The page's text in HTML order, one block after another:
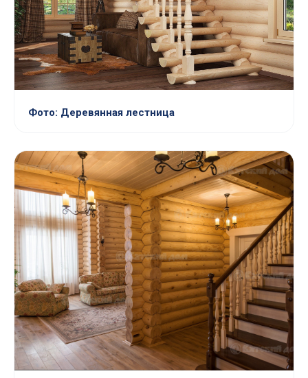
Фото: Деревянная лестница